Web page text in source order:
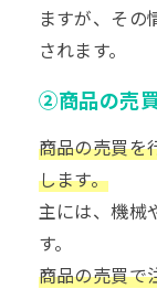
ますが、その
されます。
②商品の売
商品の売買を
します。
主には、機械
す。
商品の売買で